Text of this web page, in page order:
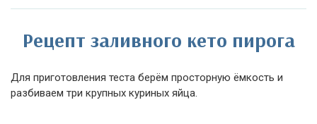
Рецепт заливного кето пирога
Для приготовления теста берём просторную ёмкость и
разбиваем три крупных куриных яйца.